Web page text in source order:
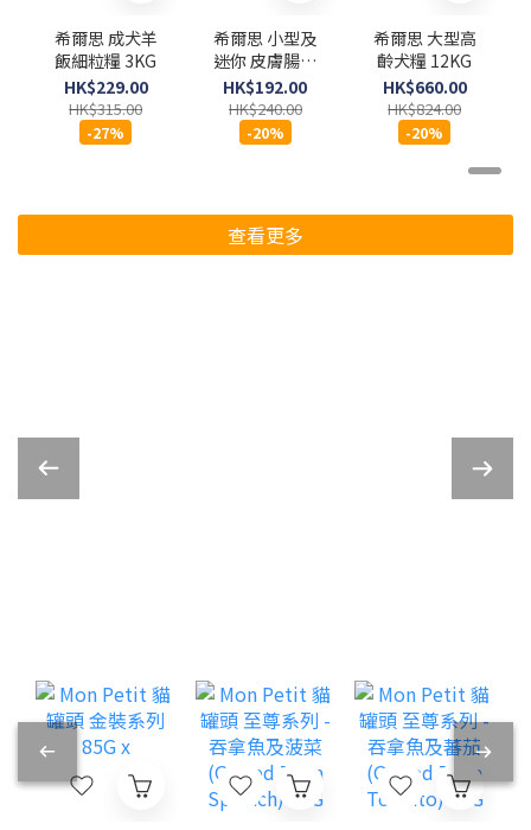
希爾思 成犬羊
飯細粒糧 3KG
HK$229.00
HK$315.00
-27%
希爾思 小型及
迷你 皮膚腸胃
敏感成犬糧
4LB
HK$192.00
HK$240.00
-20%
希爾思 大型高
齡犬糧 12KG
HK$660.00
HK$824.00
-20%
查看更多